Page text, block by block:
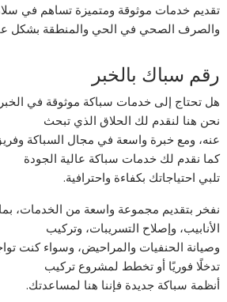
تقديم خدمات موثوقة ومتميزة تساهم في
والصرف الصحي في الحي والمنطقة بشكل
رقم سباك بالخبر
هل تحتاج إلى خدمات سباكة موثوقة في
نحن هنا لنقدم لك الحلاق الذي تبحث
عنه، ومع خبرة واسعة في مجال السباكة
كما نقدم لك خدمات سباكة عالية الجودة
تلبي احتياجاتك بكفاءة واحترافية.
نفخر بتقديم مجموعة واسعة من الخدمات،
الأنابيب، وإصلاح التسريبات، وتركيب
وصيانة الحنفيات والمراحيض، وسواء كنت
تدخلًا فوريًا أو تخطط لمشروع تركيب
أنظمة سباكة جديدة فإننا هنا لمساعدتك.